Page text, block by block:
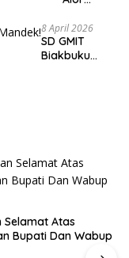
Kabur,Sa
at aksi
Damai
8 April 2026
SD GMIT
Biakbuku
Selamat Atas
Bupati Dan Wabup